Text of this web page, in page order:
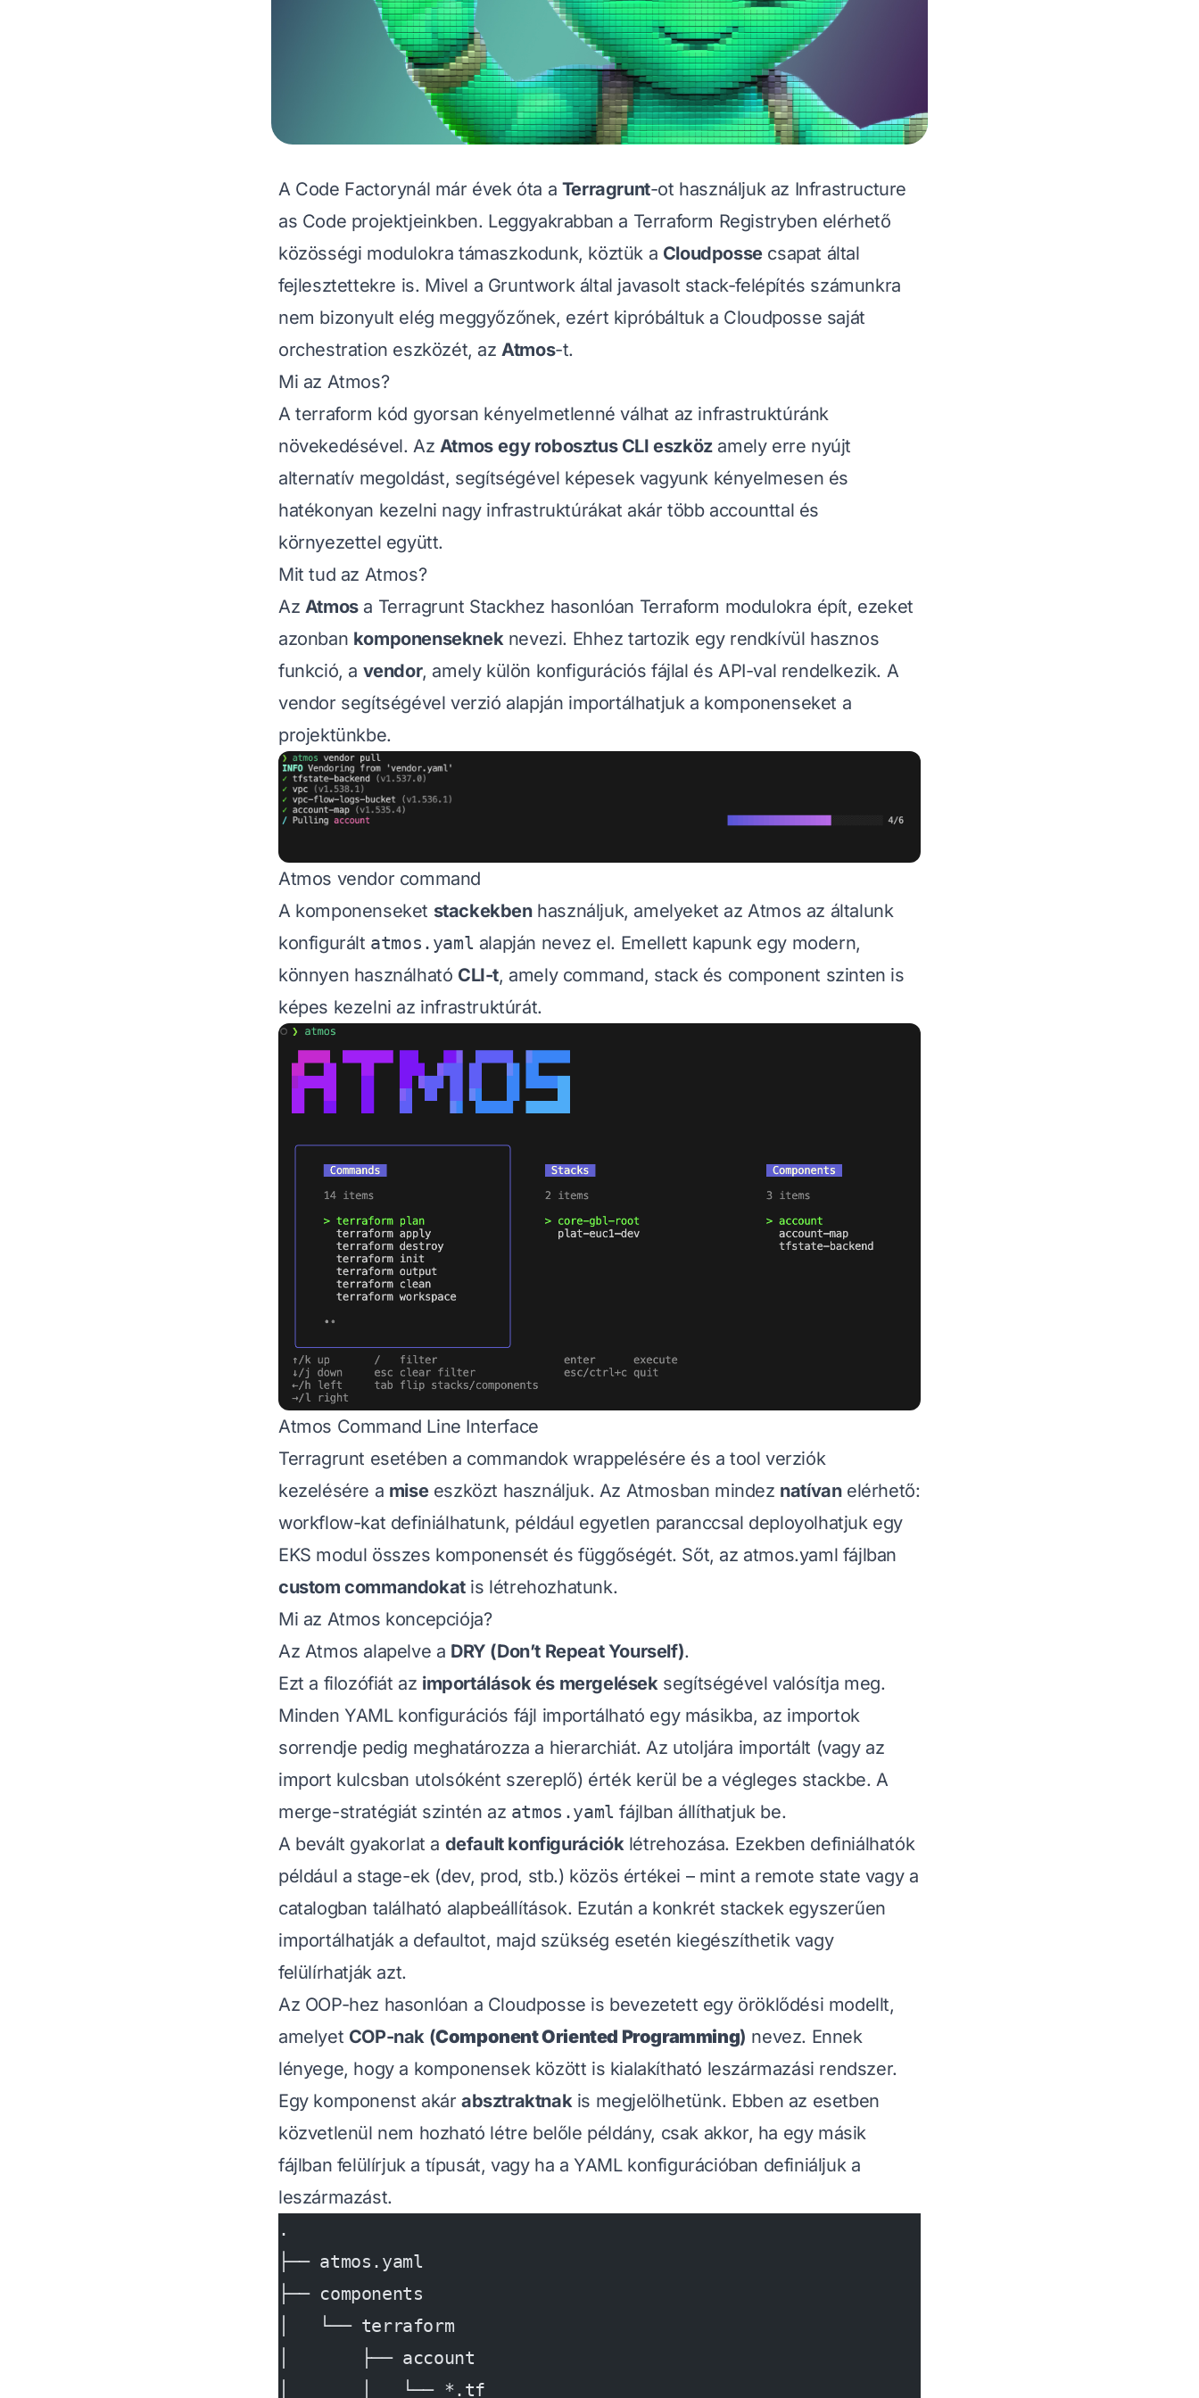
A Code Factorynál már évek óta a Terragrunt-ot használjuk az Infrastructure
as Code projektjeinkben. Leggyakrabban a Terraform Registryben elérhető
közösségi modulokra támaszkodunk, köztük a Cloudpossecsapat által
fejlesztettekre is. Mivel a Gruntwork által javasolt stack-felépítés számunkra
nem bizonyult elég meggyőzőnek, ezért kipróbáltuk a Cloudposse saját
orchestration eszközét, azAtmos-t.
Mi az Atmos?
A terraform kód gyorsan kényelmetlenné válhat az infrastruktúránk
növekedésével. Az Atmos egy robosztus CLI eszközamely erre nyújt
alternatív megoldást, segítségével képesek vagyunk kényelmesen és
hatékonyan kezelni nagy infrastruktúrákat akár több accounttal és
környezettel együtt.
Mit tud az Atmos?
Az Atmosa Terragrunt Stackhez hasonlóan Terraform modulokra épít, ezeket
azonban komponensekneknevezi. Ehhez tartozik egy rendkívül hasznos
funkció, a vendor, amely külön konfigurációs fájlal és API-val rendelkezik. A
vendor segítségével verzió alapján importálhatjuk a komponenseket a
projektünkbe.
Atmos vendor command
A komponenseket stackekbenhasználjuk, amelyeket az Atmos az általunk
konfigurált atmos.yaml alapján nevez el. Emellett kapunk egy modern,
könnyen használható CLI-t, amely command, stack és component szinten is
képes kezelni az infrastruktúrát.
Atmos Command Line Interface
Terragrunt esetében a commandok wrappelésére és a tool verziók
kezelésére a miseeszközt használjuk. Az Atmosban mindez natívanelérhető:
workflow-kat definiálhatunk, például egyetlen paranccsal deployolhatjuk egy
EKS modul összes komponensét és függőségét. Sőt, az atmos.yaml fájlban
custom commandokatis létrehozhatunk.
Mi az Atmos koncepciója?
Az Atmos alapelve a DRY (Don’t Repeat Yourself).
Ezt a filozófiát az importálások és mergeléseksegítségével valósítja meg.
Minden YAML konfigurációs fájl importálható egy másikba, az importok
sorrendje pedig meghatározza a hierarchiát. Az utoljára importált (vagy az
import kulcsban utolsóként szereplő) érték kerül be a végleges stackbe. A
merge-stratégiát szintén az atmos.yaml fájlban állíthatjuk be.
A bevált gyakorlat a default konfigurációklétrehozása. Ezekben definiálhatók
például a stage-ek (dev, prod, stb.) közös értékei – mint a remote state vagy a
catalogban található alapbeállítások. Ezután a konkrét stackek egyszerűen
importálhatják a defaultot, majd szükség esetén kiegészíthetik vagy
felülírhatják azt.
Az OOP-hez hasonlóan a Cloudposse is bevezetett egy öröklődési modellt,
amelyet COP-nak (Component Oriented Programming) nevez. Ennek
lényege, hogy a komponensek között is kialakítható leszármazási rendszer.
Egy komponenst akár absztraktnakis megjelölhetünk. Ebben az esetben
közvetlenül nem hozható létre belőle példány, csak akkor, ha egy másik
fájlban felülírjuk a típusát, vagy ha a YAML konfigurációban definiáljuk a
leszármazást.
.
├── atmos.yaml
├── components
│   └── terraform
│       ├── account
│       │   └── *.tf